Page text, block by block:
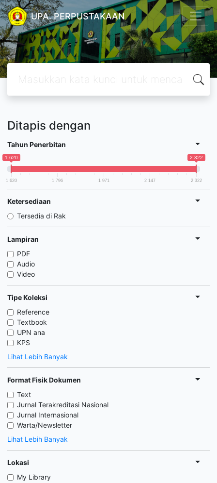
UPA. PERPUSTAKAAN
Ditapis dengan
Tahun Penerbitan
1 620 2 322
1 620 1 796 1 971 2 147 2 322
Ketersediaan
Tersedia di Rak
Lampiran
PDF
Audio
Video
Tipe Koleksi
Reference
Textbook
UPN ana
KPS
Lihat Lebih Banyak
Format Fisik Dokumen
Text
Jurnal Terakreditasi Nasional
Jurnal Internasional
Warta/Newsletter
Lihat Lebih Banyak
Lokasi
My Library